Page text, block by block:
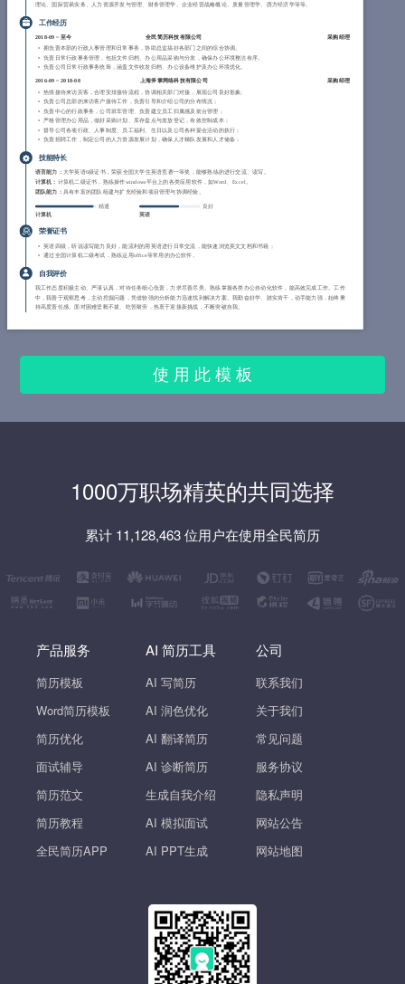
理论、国际贸易实务、人力资源开发与管理、财务管理学、企业经营战略概论、质量管理学、西方经济学等等。
工作经历
2018-09~ 至今 全民简历科技有限公司 采购经理
拥负责本部的行政人事管理和日常事务，协助总监搞好各部门之间的综合协调。
负责日常行政事务管理，包括文件归档、办公用品采购与分发，确保办公环境整洁有序。
负责公司日常行政事务统筹，涵盖文件收发归档、办公设备维护及办公环境优化。
2016-09~ 2018-08 上海斧掌网络科技有限公司 采购经理
热情接待来访宾客，合理安排接待流程，协调相关部门对接，展现公司良好形象;
负责公司总部的来访客户接待工作，负责引导和介绍公司的分布情况；
负责中心的行政事务，公司班车管理、负责建立员工归属感及前台管理；
严格管理办公用品，做好采购计划、库存盘点与发放登记，有效控制成本；
督导公司各项行政、人事制度、员工福利、生日以及公司各种宴会活动的执行；
负责招聘工作，制定公司的人力资源发展计划，确保人才梯队发展和人才储备；
技能特长
语言能力： 大学英语6级证书，荣获全国大学生英语竞赛一等奖，能够熟练的进行交流、读写。
计算机： 计算机二级证书，熟练操作windows平台上的各类应用软件，如Word、Excel。
团队能力： 具有丰富的团队组建与扩充经验和项目管理与协调经验。
计算机
精通
英语
良好
荣誉证书
英语四级，听说读写能力良好，能流利的用英语进行日常交流，能快速浏览英文文档和书籍；
通过全国计算机二级考试，熟练运用office等常用的办公软件。
自我评价
我工作态度积极主动、严谨认真，对待任务细心负责，力求尽善尽美。熟练掌握各类办公自动化软件，能高效完成工作。工作
中，我善于观察思考，主动挖掘问题，凭借较强的分析能力迅速找到解决方案。我勤奋好学、踏实肯干，动手能力强，始终秉
持高度责任感。面对困难坚毅不拔、吃苦耐劳，热衷于迎接新挑战，不断突破自我。
使 用 此 模 板
1000万职场精英的共同选择
累计 11,128,463 位用户在使用全民简历
产品服务
简历模板
Word简历模板
简历优化
面试辅导
简历范文
简历教程
全民简历APP
AI 简历工具
AI 写简历
AI 润色优化
AI 翻译简历
AI 诊断简历
生成自我介绍
AI 模拟面试
AI PPT生成
公司
联系我们
关于我们
常见问题
服务协议
隐私声明
网站公告
网站地图